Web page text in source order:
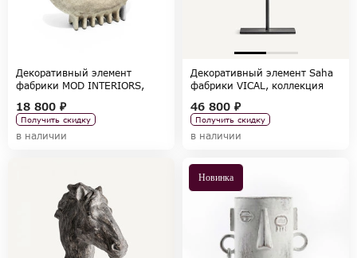
Декоративный элемент
фабрики MOD INTERIORS,
18 800 ₽
Получить скидку
в наличии
Декоративный элемент Saha
фабрики VICAL, коллекция
46 800 ₽
Получить скидку
в наличии
Новинка